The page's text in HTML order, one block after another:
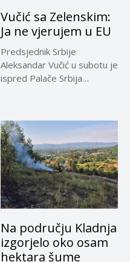
Vučić sa Zelenskim:
Ja ne vjerujem u EU
Predsjednik Srbije
Aleksandar Vučić u subotu je
ispred Palače Srbija
Na području Kladnja
izgorjelo oko osam
hektara šume